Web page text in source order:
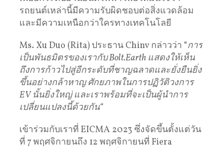
รถยนต์เหล่านี้มีความรับผิดชอบต่อสิ่งแวดล้อม
และมีความเหนือกว่าใครทางเทคโนโลยี
Ms. Xu Duo (Rita) ประธาน Chinv กล่าวว่า “การ
เป็นพันธมิตรของเรากับBolt.Earth แสดงให้เห็น
ถึงการก้าวไปสู่อีกระดับที่ชาญฉลาดและยั่งยืนยิ่ง
ขึ้นอย่างกล้าหาญ ศักยภาพในการปฏิวัติวงการ
EV นั้นยิ่งใหญ่ และเราพร้อมที่จะเป็นผู้นำการ
เปลี่ยนแปลงนี้ด้วยกัน“
เข้าร่วมกับเราที่ EICMA 2023 ซึ่งจัดขึ้นตั้งแต่วัน
ที่ 7 พฤศจิกายนถึง 12 พฤศจิกายนที่ Fiera